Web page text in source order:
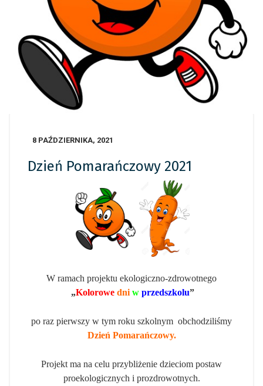
8 PAŹDZIERNIKA, 2021
Dzień Pomarańczowy 2021
W ramach projektu ekologiczno-zdrowotnego
„Kolorowe dni w przedszkolu”
po raz pierwszy w tym roku szkolnym obchodziliśmy
Dzień Pomarańczowy.
Projekt ma na celu przybliżenie dzieciom postaw
proekologicznych i prozdrowotnych.